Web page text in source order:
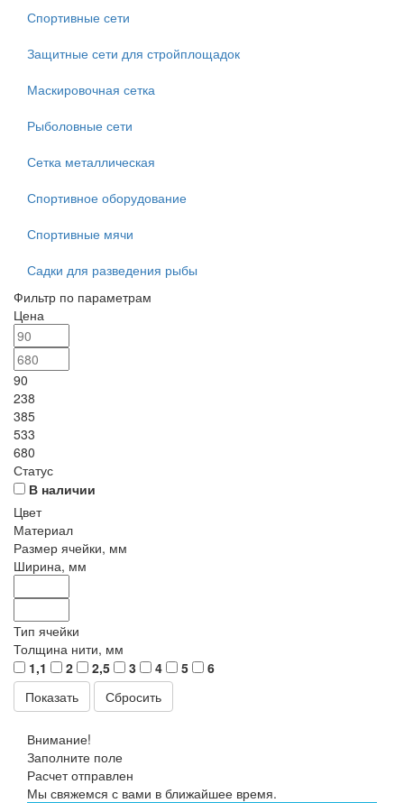
Спортивные сети
Защитные сети для стройплощадок
Маскировочная сетка
Рыболовные сети
Сетка металлическая
Спортивное оборудование
Спортивные мячи
Садки для разведения рыбы
Фильтр по параметрам
Цена
90
238
385
533
680
Статус
В наличии
Цвет
Материал
Размер ячейки, мм
Ширина, мм
Тип ячейки
Толщина нити, мм
1,1
2 2,5 3 4 5
6
Сбросить
Внимание!
Заполните поле
Расчет отправлен
Мы свяжемся с вами в ближайшее время.